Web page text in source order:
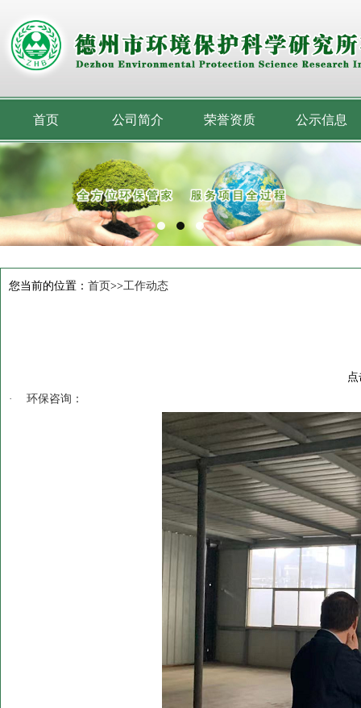
首页 公司简介 荣誉资质 公示信息
您当前的位置： 首页>>工作动态
·
环保咨询：